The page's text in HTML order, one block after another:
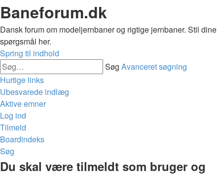
Baneforum.dk
Dansk forum om modeljernbaner og rigtige jernbaner. Stil dine
spørgsmål her.
Spring til indhold
Søg Avanceret søgning
Hurtige links
Ubesvarede indlæg
Aktive emner
Log ind
Tilmeld
Boardindeks
Søg
Du skal være tilmeldt som bruger og